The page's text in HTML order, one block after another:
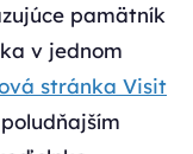
pamätník
v jednom
stránka Visit